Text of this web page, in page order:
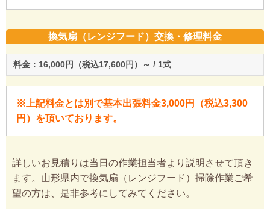
換気扇（レンジフード）交換・修理料金
料金：16,000円（税込17,600円）～ / 1式
※上記料金とは別で基本出張料金3,000円（税込3,300
円）を頂いております。
詳しいお見積りは当日の作業担当者より説明させて頂き
ます。山形県内で換気扇（レンジフード）掃除作業ご希
望の方は、是非参考にしてみてください。